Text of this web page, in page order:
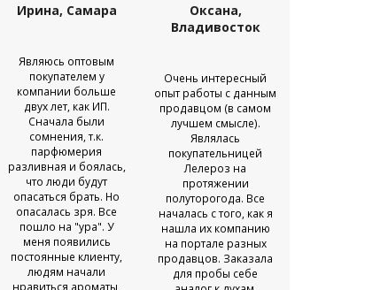
Ирина, Самара
Являюсь оптовым
покупателем у
компании больше
двух лет, как ИП.
Сначала были
сомнения, т.к.
парфюмерия
разливная и боялась,
что люди будут
опасаться брать. Но
опасалась зря. Все
пошло на "ура". У
меня появились
постоянные клиенту,
людям начали
нравиться ароматы,
Оксана,
Владивосток
Очень интересный
опыт работы с данным
продавцом (в самом
лучшем смысле).
Являлась
покупательницей
Лелероз на
протяжении
полуторогода. Все
началась с того, как я
нашла их компанию
на портале разных
продавцов. Заказала
для пробы себе